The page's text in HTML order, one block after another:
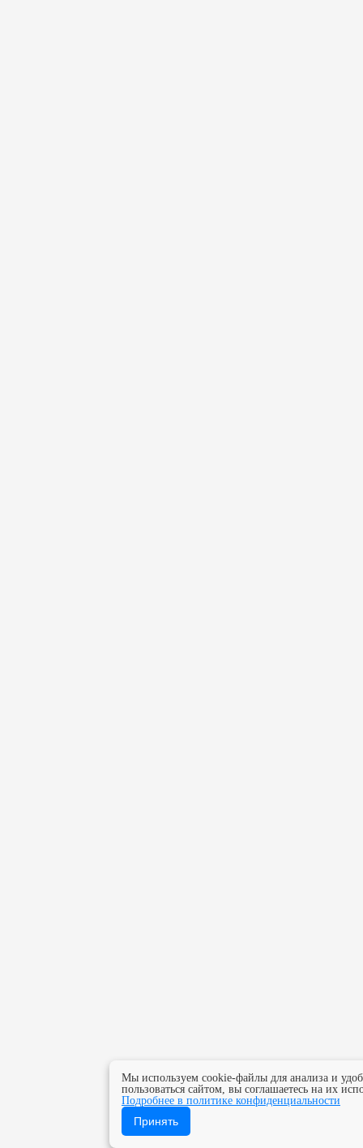
Мы используем cookie-файлы для анализа и
пользоваться сайтом, вы соглашаетесь на их
Подробнее в политике конфиденциальности
Принять